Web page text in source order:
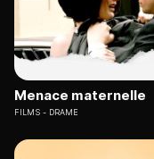
Menace maternelle
FILMS DRAME